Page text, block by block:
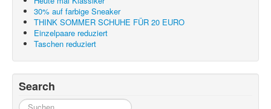
30% auf farbige Sneaker
THINK SOMMER SCHUHE FÜR 20 EURO
Einzelpaare reduziert
Taschen reduziert
Search
Suchen